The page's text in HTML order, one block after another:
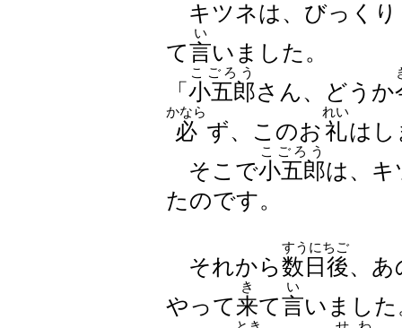
キツネは、びっくり
て言
い
いました。
「 小五郎
こごろう
さん、どうか
必
かなら
ず、このお礼
れい
はし
そこで小五郎
こごろう
は、キ
たのです。
それから数日後
すうにちご
、あ
やって来
き
て言
い
いました